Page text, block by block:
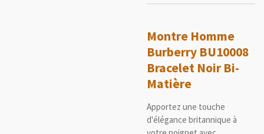
Montre Homme
Burberry BU10008
Bracelet Noir Bi-
Matière
Apportez une touche
d'élégance britannique à